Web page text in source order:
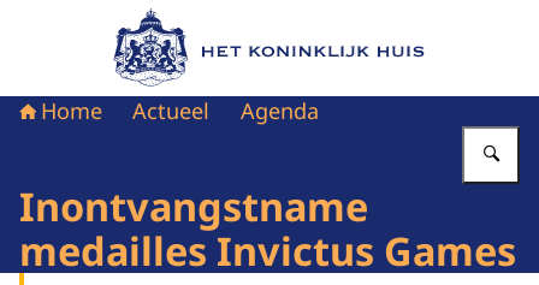
Naar de homepage van Het Koninklijk Huis
Home Actueel Agenda
Inontvangstname
medailles Invictus Games